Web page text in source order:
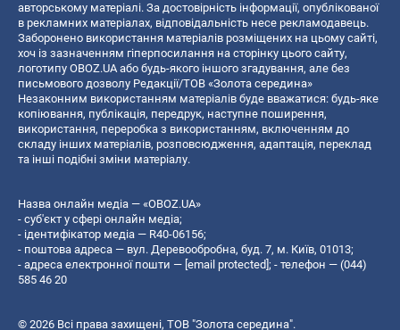
авторському матеріалі. За достовірність інформації, опублікованої
в рекламних матеріалах, відповідальність несе рекламодавець.
Заборонено використання матеріалів розміщених на цьому сайті,
хоч із зазначенням гіперпосилання на сторінку цього сайту,
логотипу OBOZ.UA або будь-якого іншого згадування, але без
письмового дозволу Редакції/ТОВ «Золота середина»
Незаконним використанням матеріалів буде вважатися: будь-яке
копiювання, публiкацiя, передрук, наступне поширення,
використання, переробка з використанням, включенням до
складу інших матеріалів, розповсюдження, адаптація, переклад
та інші подібні зміни матеріалу.
Назва онлайн медіа — «OBOZ.UA»
- суб'єкт у сфері онлайн медіа;
- ідентифікатор медіа — R40-06156;
- поштова адреса — вул. Деревообробна, буд. 7, м. Київ, 01013;
- адреса електронної пошти — [email protected]; - телефон — (044)
585 46 20
© 2026 Всі права захищені, ТОВ "Золота середина".